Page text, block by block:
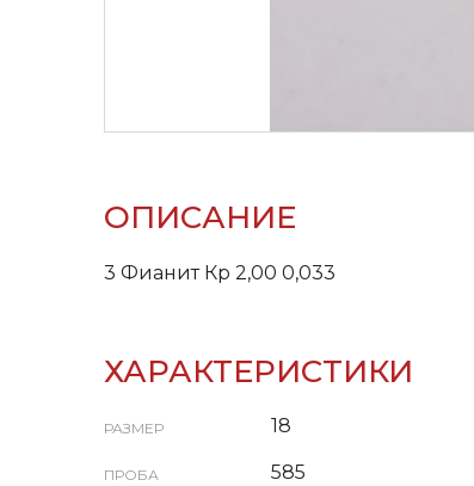
ОПИСАНИЕ
3 Фианит Кр 2,00 0,033
ХАРАКТЕРИСТИКИ
РАЗМЕР 18
ПРОБА 585